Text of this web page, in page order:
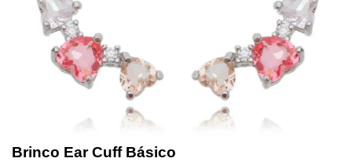
Brinco Ear Cuff Básico